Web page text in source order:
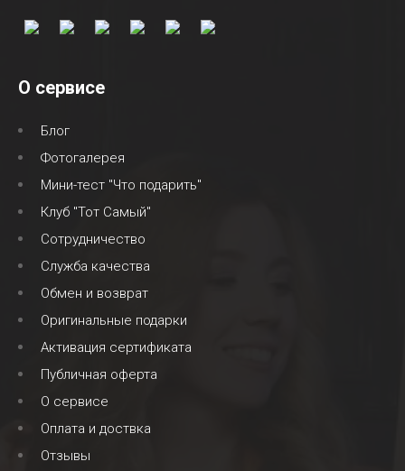
О сервисе
Блог
Фотогалерея
Мини-тест "Что подарить"
Клуб "Тот Самый"
Сотрудничество
Служба качества
Обмен и возврат
Оригинальные подарки
Активация сертификата
Публичная оферта
О сервисе
Оплата и доствка
Отзывы